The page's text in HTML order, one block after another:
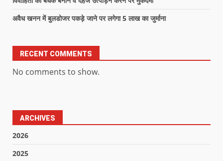
अवैध खनन में बुलडोजर पकड़े जाने पर लगेगा 5 लाख का जुर्माना
RECENT COMMENTS
No comments to show.
ARCHIVES
2026
2025